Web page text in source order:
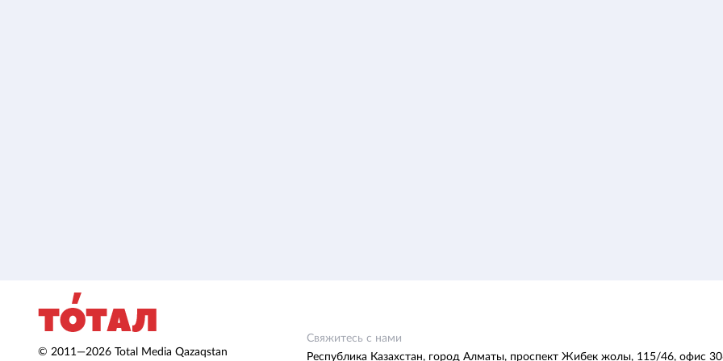
© 2011—2026 Total Media Qazaqstan
Свяжитесь с нами
Республика Казахстан, город Алматы, проспект Жибек жолы, 115/46, офис